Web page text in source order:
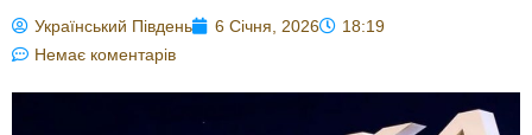
Український Південь 6 Січня, 2026
18:19
Немає коментарів